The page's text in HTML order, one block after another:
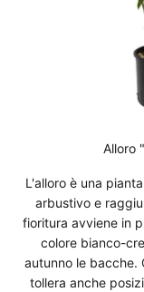
Alloro
L'alloro è una
arbustivo e
fioritura avviene in
colore bianco-
autunno le bacche.
tollera anche